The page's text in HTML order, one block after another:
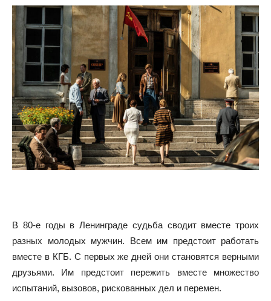
В 80-е годы в Ленинграде cудьба сводит вместе троих
разных молодых мужчин. Всем им предстоит работать
вместе в КГБ. С первых же дней они становятся верными
друзьями. Им предстоит пережить вместе множество
испытаний, вызовов, рискованных дел и перемен.